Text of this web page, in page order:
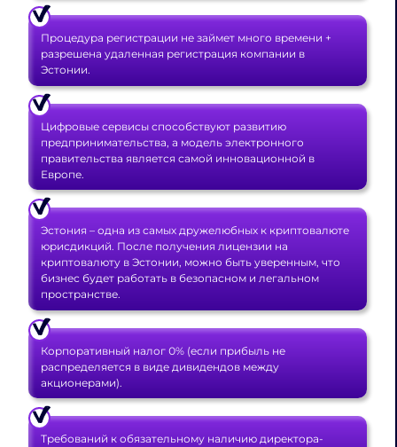
Процедура регистрации не займет много времени +
разрешена удаленная регистрация компании в
Эстонии.
Цифровые сервисы способствуют развитию
предпринимательства, а модель электронного
правительства является самой инновационной в
Европе.
Эстония – одна из самых дружелюбных к криптовалюте
юрисдикций. После получения лицензии на
криптовалюту в Эстонии, можно быть уверенным, что
бизнес будет работать в безопасном и легальном
пространстве.
Корпоративный налог 0% (если прибыль не
распределяется в виде дивидендов между
акционерами).
Требований к обязательному наличию директора-